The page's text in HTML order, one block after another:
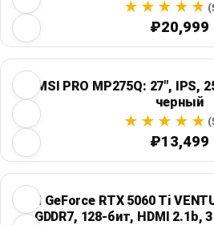
₽20,999
MSI PRO MP275Q: 27", IPS,
черный
₽13,499
MSI GeForce RTX 5060 Ti
GDDR7, 128-бит, HDMI 2.1b,